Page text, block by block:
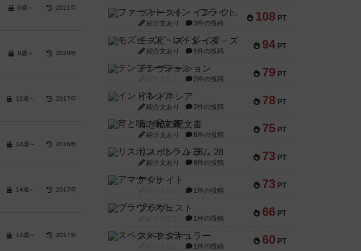
6歳～ 2021年
8歳～ 2020年
12歳～ 2017年
14歳～ 2016年
14歳～ 2017年
14歳～ 2017年
108 PT
ファースト・イン・フライト
紹介文あり 3件の投稿
94 PT
モズビ－ズ・レイダ－ズ
紹介文あり 1件の投稿
79 PT
テンプテーション
2件の投稿
78 PT
インドネシア
紹介文あり 2件の投稿
75 PT
宵と暁の呪文書
紹介文あり 8件の投稿
73 PT
リスボン・トラム 28
紹介文あり 9件の投稿
73 PT
アマナイト
1件の投稿
66 PT
ブラヴェスト
1件の投稿
60 PT
スペクタキュラー
1件の投稿